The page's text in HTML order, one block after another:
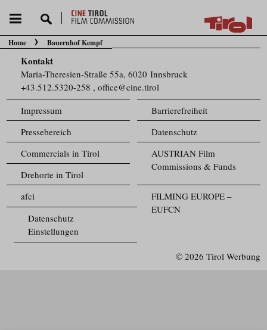
Sie befinden sich hier:
Home Bauernhof Kempf
Kontakt
Maria-Theresien-Straße 55a, 6020 Innsbruck
+43.512.5320-258 ,office@cine.tirol
Impressum
Barrierefreiheit
Pressebereich
Datenschutz
Commercials in Tirol
AUSTRIAN Film
Commissions & Funds
Drehorte in Tirol
FILMING EUROPE –
EUFCN
afci
Datenschutz
Einstellungen
© 2026 Tirol Werbung